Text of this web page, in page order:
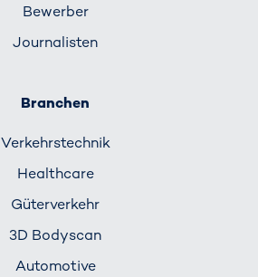
Bewerber
Journalisten
Branchen
Verkehrs­technik
Healthcare
Güterverkehr
3D Bodyscan
Automotive